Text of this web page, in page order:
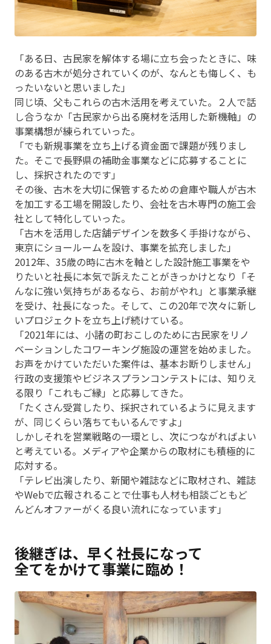
「ある日、古民家を解体する場に立ち会ったときに、味
のある古木が処分されていくのが、なんとも悔しく、も
ったいないと思いました」
同じ頃、父もこれらの古木活用を考えていた。２人で話
し合うなか「古民家から出る廃材を活用した新機軸」の
事業構想が練られていった。
「でも新規事業を立ち上げる資金面で課題が残りまし
た。そこで長野県の補助金事業などに応募することに
し、採択されたのです」
その後、古木を大切に保管するための倉庫や職人が古木
を加工する工場を開設したり、会社を古木専門の施工会
社として特化していった。
「古木を活用した店舗デザインを数多く手掛けながら、
東京にショールームを設け、事業を拡充しました」
2012年、35歳の時に古木を軸とした設計施工事業をや
りたいと社長に本気で訴えたことがきっかけとなり「そ
んなに強い気持ちがあるなら、お前がやれ」と事業承継
を受け、社長になった。そして、この20年で次々に新し
いプロジェクトを立ち上げ続けている。
「2021年には、小諸の町おこしのために古民家をリノ
ベーションしたコワーキング施設の運営を始めました。
お声をかけていただいた案件は、基本お断りしません」
行政の支援策やビジネスプランコンテストには、知りえ
る限り「これもご縁」と応募してきた。
「たくさん受賞したり、採択されているように見えます
が、同じくらい落ちてもいるんですよ」
しかしそれを営業戦略の一環とし、次につながればよい
と考えている。メディアや企業からの取材にも積極的に
応対する。
「テレビ出演したり、新聞や雑誌などに取材され、雑誌
やWebで広報されることで仕事も人材も相談ごともど
んどんオファーがくる良い流れになっています」
後継ぎは、早く社長になって
全てをかけて事業に臨め！